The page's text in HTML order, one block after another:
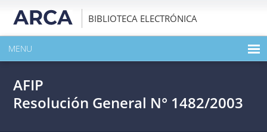
BIBLIOTECA ELECTRÓNICA
MENU
EXPANDIR TODO EL CONTENIDO DE LA PUBLICACIÓN
AFIP
Resolución General N° 1482/2003